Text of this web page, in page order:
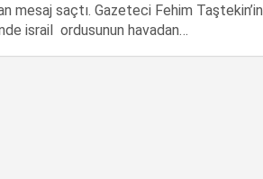
mesaj saçtı. Gazeteci Fehim Taştekin’in
israil ordusunun havadan…